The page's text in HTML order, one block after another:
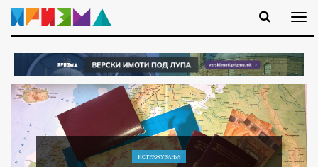
ИСТРАЖУВАЊA